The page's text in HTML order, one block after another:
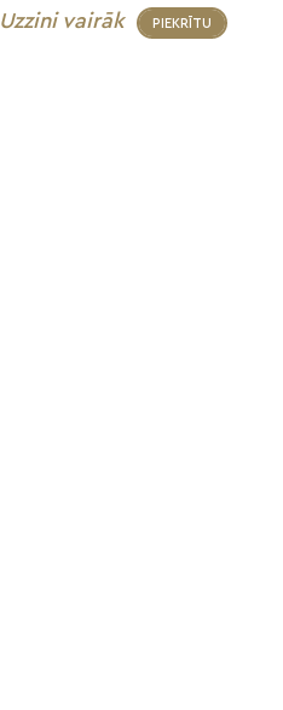
Uzzini vairāk PIEKRĪTU